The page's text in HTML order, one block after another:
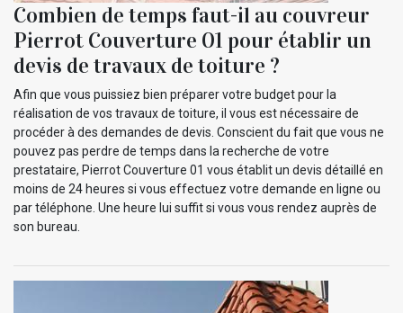
Combien de temps faut-il au couvreur
Pierrot Couverture 01 pour établir un
devis de travaux de toiture ?
Afin que vous puissiez bien préparer votre budget pour la
réalisation de vos travaux de toiture, il vous est nécessaire de
procéder à des demandes de devis. Conscient du fait que vous ne
pouvez pas perdre de temps dans la recherche de votre
prestataire, Pierrot Couverture 01 vous établit un devis détaillé en
moins de 24 heures si vous effectuez votre demande en ligne ou
par téléphone. Une heure lui suffit si vous vous rendez auprès de
son bureau.